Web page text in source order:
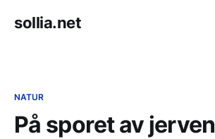
sollia.net
NATUR
På sporet av jerven